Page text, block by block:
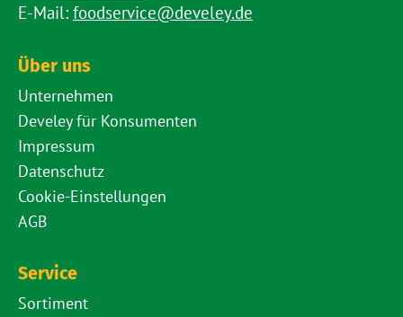
E-Mail: foodservice@develey.de
Über uns
Unternehmen
Develey für Konsumenten
Impressum
Datenschutz
Cookie-Einstellungen
AGB
Service
Sortiment